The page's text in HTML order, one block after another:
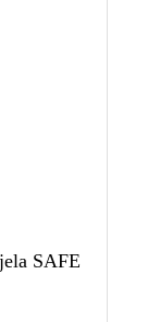
SAFE